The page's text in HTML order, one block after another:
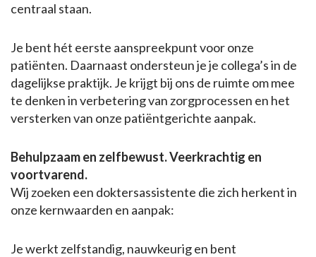
centraal staan.
Je bent hét eerste aanspreekpunt voor onze
patiënten. Daarnaast ondersteun je je collega’s in de
dagelijkse praktijk. Je krijgt bij ons de ruimte om mee
te denken in verbetering van zorgprocessen en het
versterken van onze patiëntgerichte aanpak.
Behulpzaam en zelfbewust. Veerkrachtig en
voortvarend.
Wij zoeken een doktersassistente die zich herkent in
onze kernwaarden en aanpak:
Je werkt zelfstandig, nauwkeurig en bent